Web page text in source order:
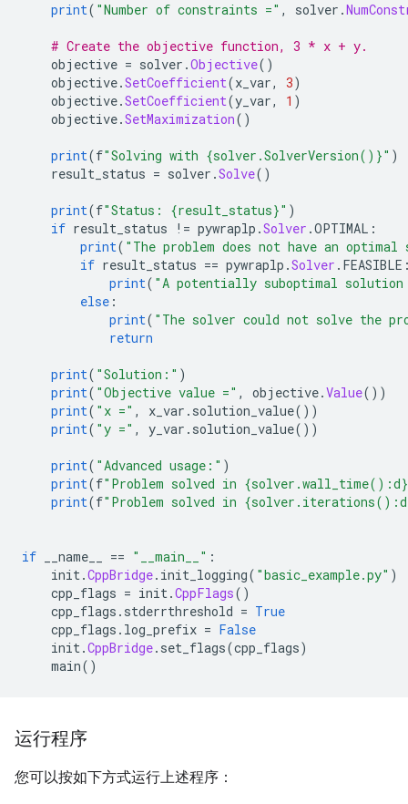
print( "Number of constraints =" , solver .
# Create the objective function, 3 * x + y.
objective = solver .Objective()
objective.SetCoefficient(x_var, 3)
objective.SetCoefficient(y_var, 1 )
objective.SetMaximization()
print(f"Solving with {solver.SolverVersion()}" )
result_status = solver .Solve()
print(f"Status: {result_status}" )
if result_status != pywraplp .Solver .OPTIMAL :
print( "The problem does not have an
if result_status == pywraplp .Solver . FEASIBLE
print( "A potentially suboptimal solution
else :
print( "The solver could not solve the
return
print( "Solution:" )
print( "Objective value =" , objective.Value())
print( "x =" , x_var . solution_value())
print( "y =" , y_var . solution_value())
print( "Advanced usage:" )
print(f"Problem solved in
print(f"Problem solved in
if __name__ == "__main__" :
init.CppBridge. init_logging( "basic_example.py" )
cpp_flags = init.CppFlags()
cpp_flags . stderrthreshold = True
cpp_flags . log_prefix = False
init.CppBridge. set_flags(cpp_flags)
main()
运行程序
您可以按如下方式运行上述程序：